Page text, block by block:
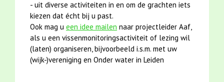
- uit diverse activiteiten in en om de grachten iets
kiezen dat écht bij u past.
Ook mag u een idee mailen naar projectleider Aaf,
als u een vissenmonitoringsactiviteit of lezing wil
(laten) organiseren, bijvoorbeeld i.s.m. met uw
(wijk-)vereniging en Onder water in Leiden